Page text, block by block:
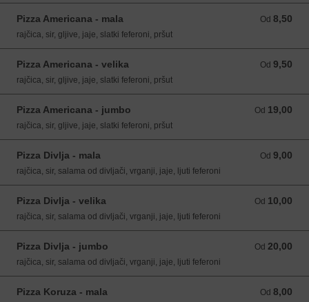
Pizza Americana - mala Od 8,50
Od 8,50 EUR
rajčica, sir, gljive, jaje, slatki feferoni, pršut
Pizza Americana - velika Od 9,50
Od 9,50 EUR
rajčica, sir, gljive, jaje, slatki feferoni, pršut
Pizza Americana - jumbo Od 19,00
Od 19,00 EUR
rajčica, sir, gljive, jaje, slatki feferoni, pršut
Pizza Divlja - mala Od 9,00
Od 9,00 EUR
rajčica, sir, salama od divljači, vrganji, jaje, ljuti feferoni
Pizza Divlja - velika Od 10,00
Od 10,00 EUR
rajčica, sir, salama od divljači, vrganji, jaje, ljuti feferoni
Pizza Divlja - jumbo Od 20,00
Od 20,00 EUR
rajčica, sir, salama od divljači, vrganji, jaje, ljuti feferoni
Pizza Koruza - mala Od 8,00
Od 8,00 EUR